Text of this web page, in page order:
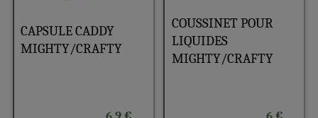
CAPSULE CADDY
MIGHTY/CRAFTY
COUSSINET POUR
LIQUIDES
MIGHTY/CRAFTY